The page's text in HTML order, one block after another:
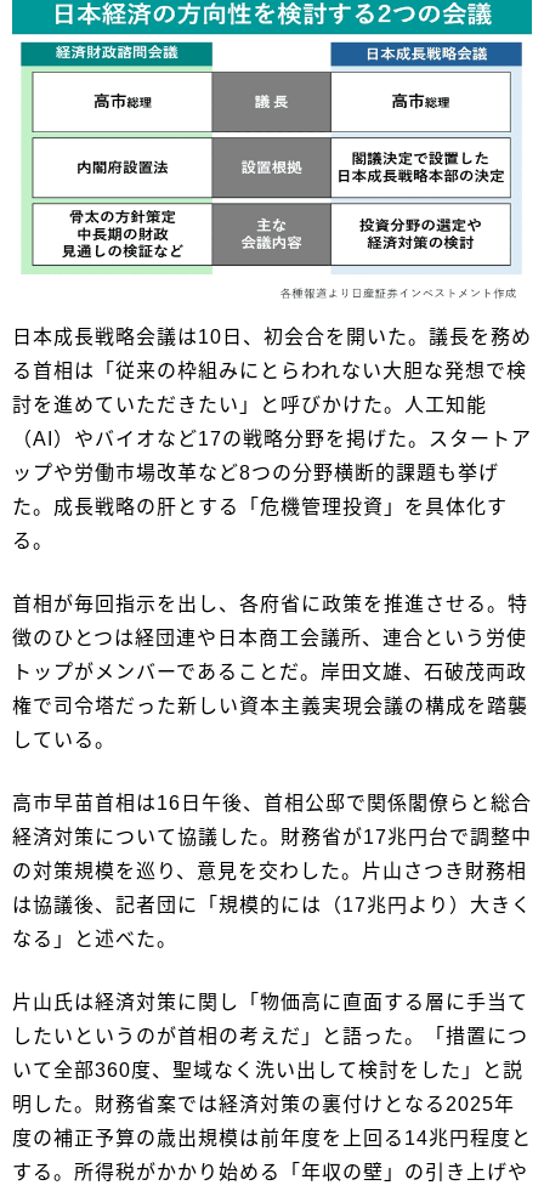
日本成長戦略会議は10日、初会合を開いた。議長を務め
る首相は「従来の枠組みにとらわれない大胆な発想で検
討を進めていただきたい」と呼びかけた。人工知能
（AI）やバイオなど17の戦略分野を掲げた。スタートア
ップや労働市場改革など8つの分野横断的課題も挙げ
た。成長戦略の肝とする「危機管理投資」を具体化す
る。
首相が毎回指示を出し、各府省に政策を推進させる。特
徴のひとつは経団連や日本商工会議所、連合という労使
トップがメンバーであることだ。岸田文雄、石破茂両政
権で司令塔だった新しい資本主義実現会議の構成を踏襲
している。
高市早苗首相は16日午後、首相公邸で関係閣僚らと総合
経済対策について協議した。財務省が17兆円台で調整中
の対策規模を巡り、意見を交わした。片山さつき財務相
は協議後、記者団に「規模的には（17兆円より）大きく
なる」と述べた。
片山氏は経済対策に関し「物価高に直面する層に手当て
したいというのが首相の考えだ」と語った。「措置につ
いて全部360度、聖域なく洗い出して検討をした」と説
明した。財務省案では経済対策の裏付けとなる2025年
度の補正予算の歳出規模は前年度を上回る14兆円程度と
する。所得税がかかり始める「年収の壁」の引き上げや